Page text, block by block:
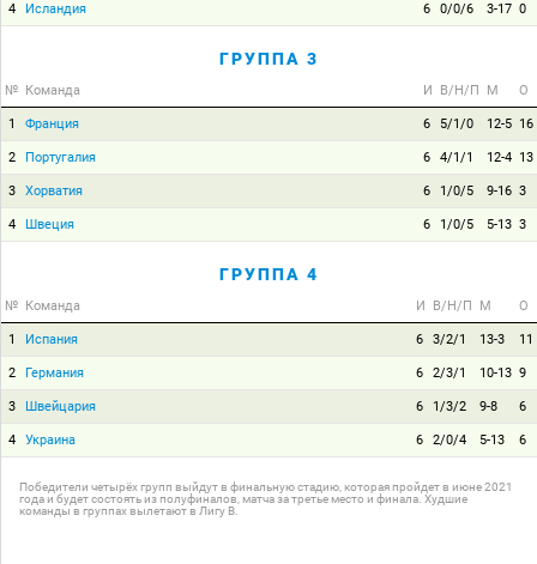
4 Исландия 6 0/0/6 3-17 0
ГРУППА 3
№ Команда И В/Н/П М О
1 Франция 6 5/1/0 12-5 16
2 Португалия 6 4/1/1 12-4 13
3 Хорватия 6 1/0/5 9-16 3
4 Швеция 6 1/0/5 5-13 3
ГРУППА 4
№ Команда И В/Н/П М О
1 Испания 6 3/2/1 13-3 11
2 Германия 6 2/3/1 10-13 9
3 Швейцария 6 1/3/2 9-8 6
4 Украина 6 2/0/4 5-13 6
Победители четырёх групп выйдут в финальную стадию, которая пройдет в июне 2021
года и будет состоять из полуфиналов, матча за третье место и финала. Худшие
команды в группах вылетают в Лигу B.